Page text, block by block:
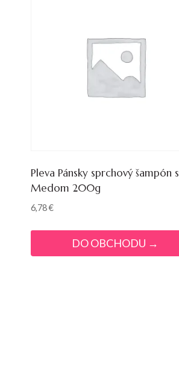
Pleva Pánsky sprchový šampón s
Medom 200g
6,78€
DO OBCHODU →